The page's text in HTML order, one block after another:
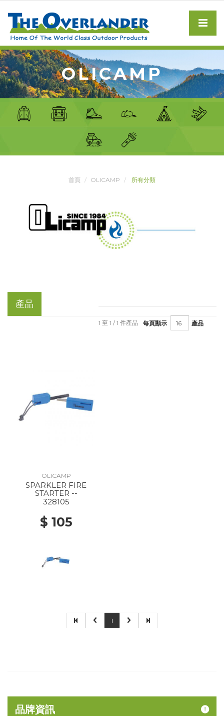
OLICAMP
首頁 OLICAMP 所有分類
產品
每頁顯示 產品
1 至 1 / 1 件產品
OLICAMP
SPARKLER FIRE
STARTER --
328105
$ 105
1
品牌資訊